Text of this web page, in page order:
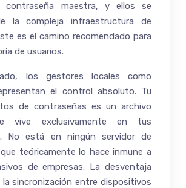
contraseña maestra, y ellos se
la compleja infraestructura de
es el camino recomendado para
de usuarios.
los gestores locales como
el control absoluto. Tu
de contraseñas es un archivo
vive exclusivamente en tus
No está en ningún servidor de
teóricamente lo hace inmune a
de empresas. La desventaja
la sincronización entre dispositivos